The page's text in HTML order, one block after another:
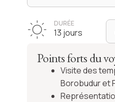
DURÉE
13 jours
Points forts du
Visite des
Borobudur et